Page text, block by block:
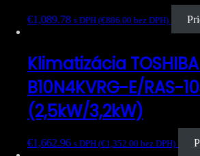
€1,089.78 s DPH (€886.00 bez DPH)
Klimatizácia
B10N4KVRG-E/RAS-
(2,5kW/3,2kW)
€1,662.96 s DPH (€1,352.00 bez DPH)